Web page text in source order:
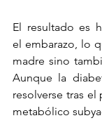
El resultado es
el embarazo, lo
madre sino
Aunque la
resolverse tras
metabólico